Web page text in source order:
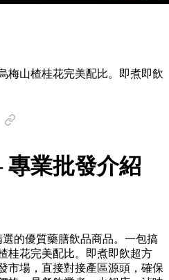
梅山楂桂花完美配比。即煮即飲
業批發介紹
的優質藥膳飲品商品。一包搞
桂花完美配比。即煮即飲超方
市場，直接對接產區源頭，確保